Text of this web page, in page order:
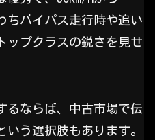
ちバイパス走行時や追い
ップクラスの鋭さを見せ
るならば、中古市場で伝
いう選択肢もあります。